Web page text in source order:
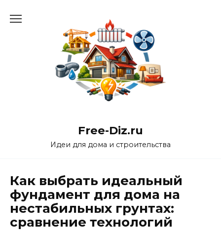
Free-Diz.ru
Идеи для дома и строительства
Как выбрать идеальный
фундамент для дома на
нестабильных грунтах:
сравнение технологий